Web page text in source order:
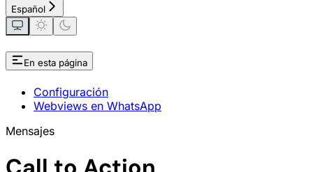
Español
En esta página
Configuración
Webviews en WhatsApp
Mensajes